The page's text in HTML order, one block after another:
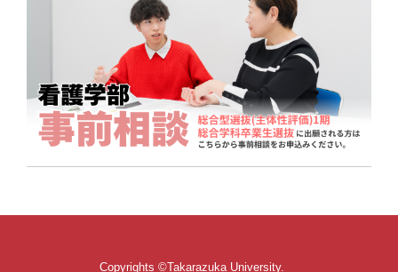
Copyrights ©Takarazuka University.